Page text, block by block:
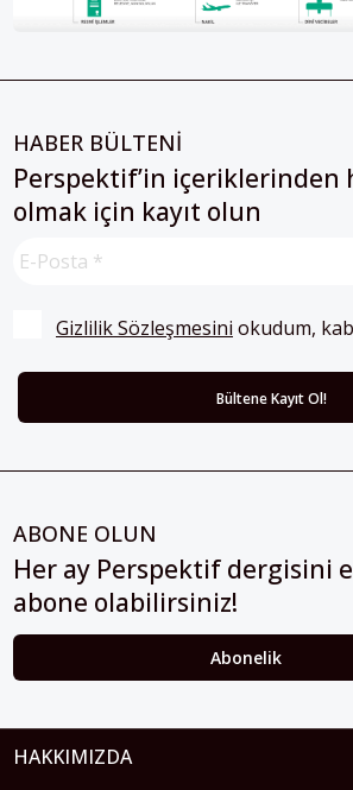
Perspektif’in içeriklerinden
olmak için kayıt olun
Her ay Perspektif dergisini
abone olabilirsiniz!
Abonelik
HAKKIMIZDA